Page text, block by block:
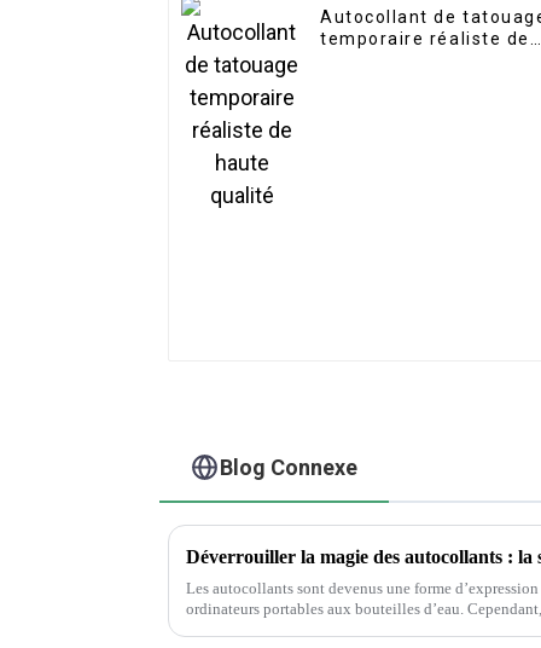
Autocollant de
temporaire réaliste de
Blog Connexe
Les autocollants sont devenus une forme
ordinateurs portables aux bouteilles d’eau. Cependant, parmi la vaste gamme de designs et